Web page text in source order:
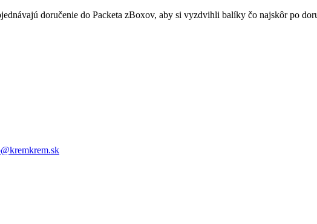
doručenie do Packeta zBoxov, aby si vyzdvihli balíky čo najskôr po